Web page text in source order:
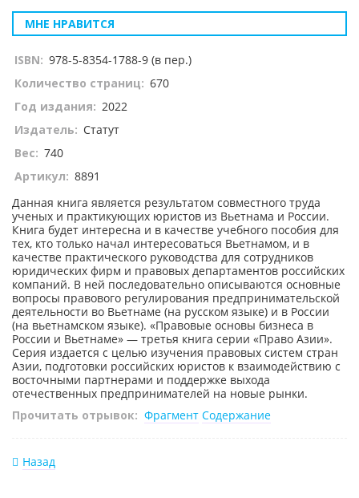
МНЕ НРАВИТСЯ
ISBN: 978-5-8354-1788-9 (в пер.)
Количество страниц: 670
Год издания: 2022
Издатель: Статут
Вес: 740
Артикул: 8891
Данная книга является результатом совместного труда
ученых и практикующих юристов из Вьетнама и России.
Книга будет интересна и в качестве учебного пособия для
тех, кто только начал интересоваться Вьетнамом, и в
качестве практического руководства для сотрудников
юридических фирм и правовых департаментов российских
компаний. В ней последовательно описываются основные
вопросы правового регулирования предпринимательской
деятельности во Вьетнаме (на русском языке) и в России
(на вьетнамском языке). «Правовые основы бизнеса в
России и Вьетнаме» — третья книга серии «Право Азии».
Серия издается с целью изучения правовых систем стран
Азии, подготовки российских юристов к взаимодействию с
восточными партнерами и поддержке выхода
отечественных предпринимателей на новые рынки.
Прочитать отрывок: Фрагмент Содержание
Назад